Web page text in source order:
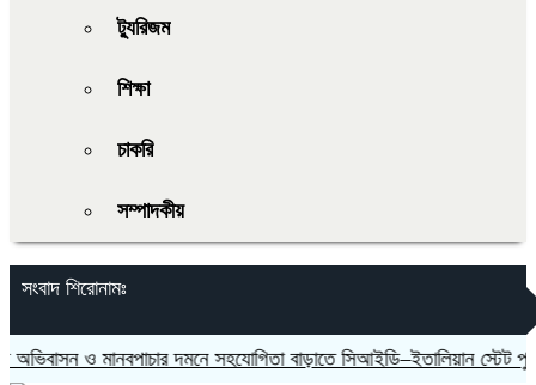
ট্যুরিজম
শিক্ষা
চাকরি
সম্পাদকীয়
সংবাদ শিরোনামঃ
ও মানবপাচার দমনে সহযোগিতা বাড়াতে সিআইডি–ইতালিয়ান স্টেট